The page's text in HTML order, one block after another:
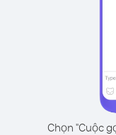
Chọn "Cuộc